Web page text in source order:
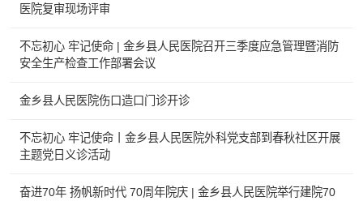
医院复审现场评审
不忘初心 牢记使命 | 金乡县人民医院召开三季度应急管理暨消防
安全生产检查工作部署会议
金乡县人民医院伤口造口门诊开诊
不忘初心 牢记使命丨金乡县人民医院外科党支部到春秋社区开展
主题党日义诊活动
奋进70年 扬帆新时代 70周年院庆 | 金乡县人民医院举行建院70